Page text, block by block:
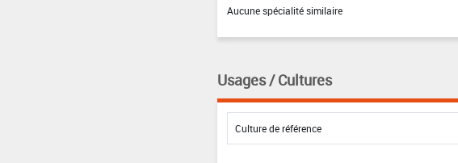
Aucune spécialité similaire
Usages / Cultures